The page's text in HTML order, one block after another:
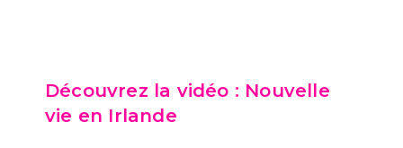
Découvrez la vidéo : Nouvelle
vie en Irlande